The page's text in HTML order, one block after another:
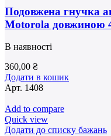
Подовжена гнучка
Motorola довжиною
В наявності
360,00 ₴
Додати в кошик
Арт. 1408
Add to compare
Quick view
Додати до списку бажань